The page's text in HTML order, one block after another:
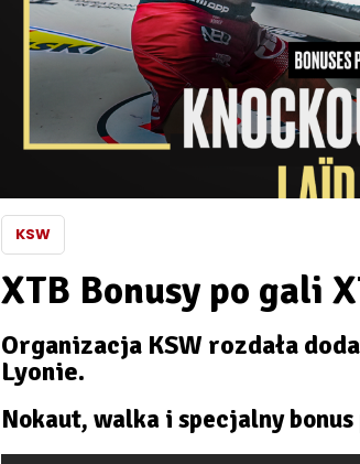
KSW
XTB Bonusy po gali
Organizacja KSW rozdała
Lyonie.
Nokaut, walka i specjalny bonus